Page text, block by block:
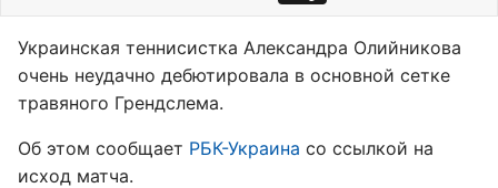
Украинская теннисистка Александра Олийникова
очень неудачно дебютировала в основной сетке
травяного Грендслема.
Об этом сообщает РБК-Украина со ссылкой на
исход матча.